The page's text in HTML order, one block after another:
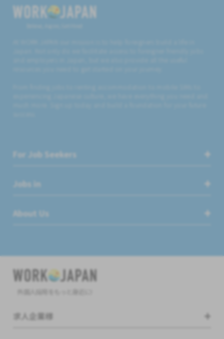
For Job Seekers
Jobs in
About Us
求人企業様